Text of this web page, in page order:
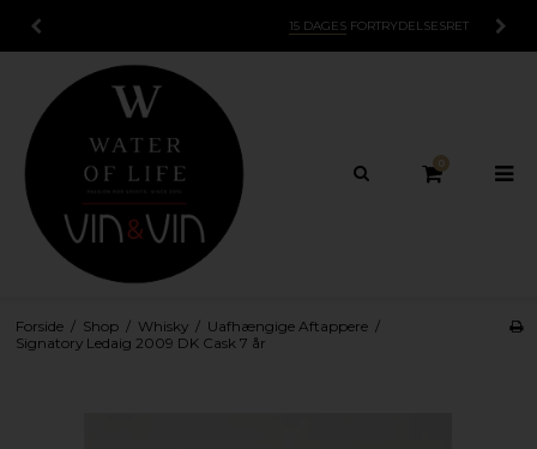
FORTRYDELSESRET
0
Forside / Shop / Whisky / Uafhængige Aftappere /
Signatory Ledaig 2009 DK Cask 7 år